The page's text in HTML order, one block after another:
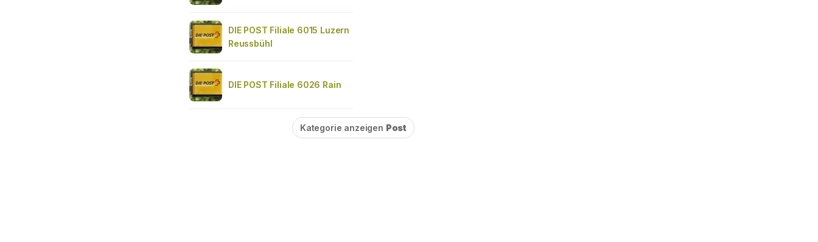
DIE POST Filiale 6015 Luzern
Reussbühl
DIE POST Filiale 6026 Rain
Kategorie anzeigen Post